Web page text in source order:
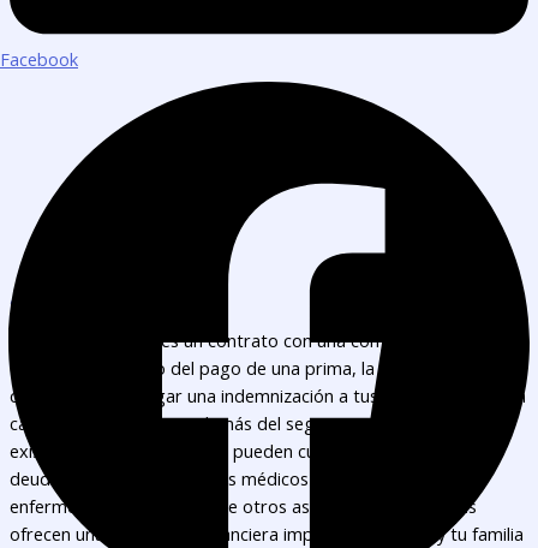
Facebook
¿Que es?
Un seguro de vida es un contrato con una compañía de seguros
en el cual, a cambio del pago de una prima, la aseguradora se
compromete a pagar una indemnización a tus seres queridos en
caso de que fallezcas. Además del seguro tradicional de vida,
existen otras variantes que pueden cubrir gastos funerarios,
deudas pendientes o costos médicos relacionados con
enfermedades graves, entre otros aspectos. Estas pólizas
ofrecen una protección financiera importante para ti y tu familia